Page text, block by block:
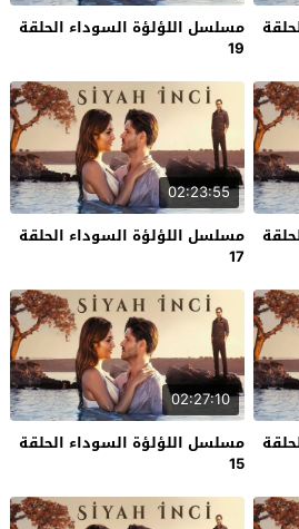
مسلسل اللؤلؤة السوداء الحلقة
19
02:23:55
مسلسل اللؤلؤة السوداء الحلقة
17
02:27:10
مسلسل اللؤلؤة السوداء الحلقة
15